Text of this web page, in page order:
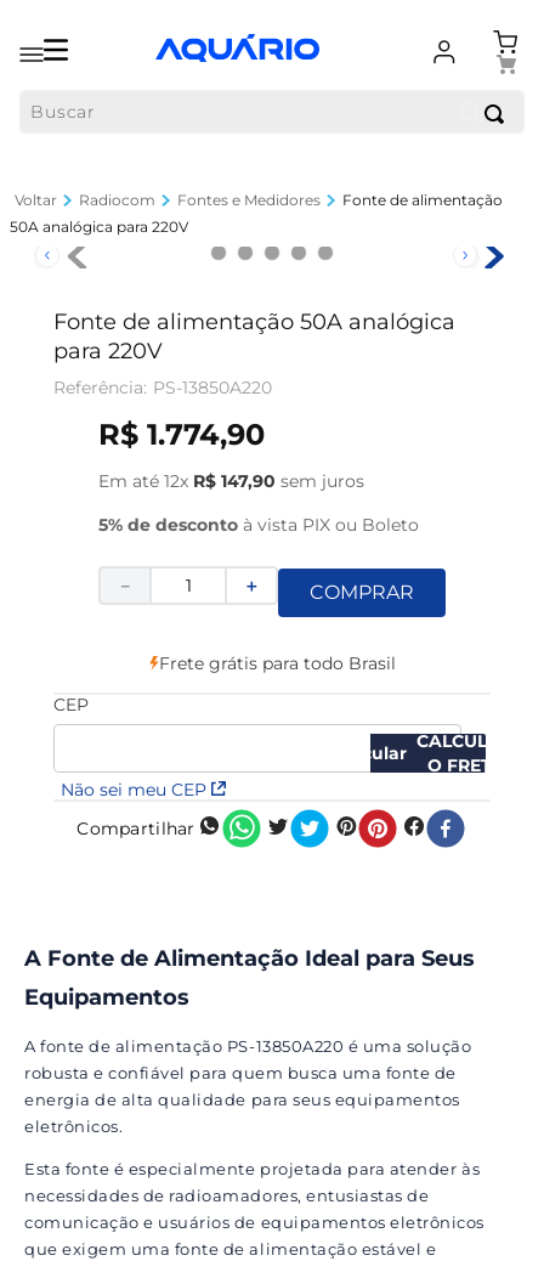
Radiocom Fontes e Medidores
Fonte de alimentação
50A analógica para 220V
Fonte de alimentação 50A analógica
para 220V
PS-13850A220
R$ 1.774,90
Em até 12x R$ 147,90 sem juros
5% de desconto à vista PIX ou Boleto
＋
－ COMPRAR
Frete grátis para todo Brasil
CEP
Não sei meu CEP
CALCULAR
O FRETE
Compartilhar
A Fonte de Alimentação Ideal para Seus
Equipamentos
A fonte de alimentação PS-13850A220 é uma solução
robusta e confiável para quem busca uma fonte de
energia de alta qualidade para seus equipamentos
eletrônicos.
Esta fonte é especialmente projetada para atender às
necessidades de radioamadores, entusiastas de
comunicação e usuários de equipamentos eletrônicos
que exigem uma fonte de alimentação estável e